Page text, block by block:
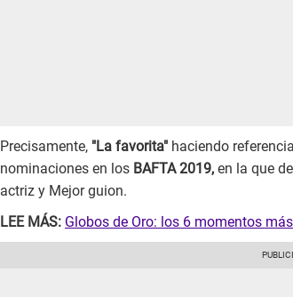
Precisamente, "La favorita" haciendo
nominaciones en los BAFTA 2019, en la que
actriz y Mejor guion.
LEE MÁS: Globos de Oro: los 6 momentos